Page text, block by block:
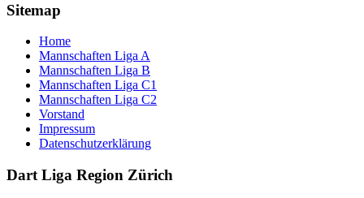
Sitemap
Home
Mannschaften Liga A
Mannschaften Liga B
Mannschaften Liga C1
Mannschaften Liga C2
Vorstand
Impressum
Datenschutzerklärung
Dart Liga Region Zürich